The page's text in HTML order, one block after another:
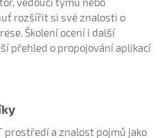
rozšířit si své znalosti o
Školení ocení i další
přehled o propojování aplikací
prostředí a znalost pojmů jako